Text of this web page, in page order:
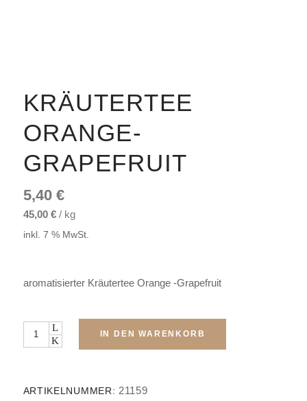
KRÄUTERTEE
ORANGE-
GRAPEFRUIT
5,40 €
45,00 €/ kg
inkl. 7 % MwSt.
aromatisierter Kräutertee Orange -Grapefruit
Menge IN DEN WARENKORB
ARTIKELNUMMER: 21159